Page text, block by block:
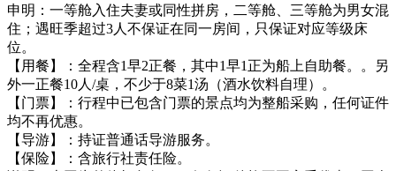
申明：一等舱入住夫妻或同性拼房，二等舱、三等舱为男女混
住；遇旺季超过3人不保证在同一房间，只保证对应等级床
位。
【用餐】：全程含1早2正餐，其中1早1正为船上自助餐。。另
外一正餐10人/桌，不少于8菜1汤（酒水饮料自理）。
【门票】：行程中已包含门票的景点均为整船采购，任何证件
均不再优惠。
【导游】：持证普通话导游服务。
【保险】：含旅行社责任险。